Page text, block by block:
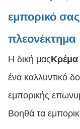
εμπορικό
πλεονέκτημα
Η δική μαςΚρέμα
ένα καλλυντικό
εμπορικής
Βοηθά τα